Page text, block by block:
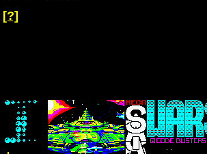
[?]